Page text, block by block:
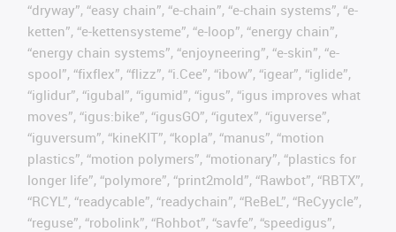
“dryway”, “easy chain”, “e-chain”, “e-chain systems”, “e-
ketten”, “e-kettensysteme”, “e-loop”, “energy chain”,
“energy chain systems”, “enjoyneering”, “e-skin”, “e-
spool”, “fixflex”, “flizz”, “i.Cee”, “ibow”, “igear”, “iglide”,
“iglidur”, “igubal”, “igumid”, “igus”, “igus improves what
moves”, “igus:bike”, “igusGO”, “igutex”, “iguverse”,
“iguversum”, “kineKIT”, “kopla”, “manus”, “motion
plastics”, “motion polymers”, “motionary”, “plastics for
longer life”, “polymore”, “print2mold”, “Rawbot”, “RBTX”,
“RCYL”, “readycable”, “readychain”, “ReBeL”, “ReCyycle”,
“reguse”, “robolink”, “Rohbot”, “savfe”, “speedigus”,